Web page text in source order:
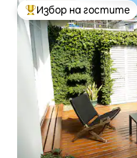
Най-популярен
Избор на гостите